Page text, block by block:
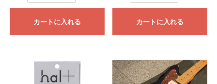
カートに入れる カートに入れる